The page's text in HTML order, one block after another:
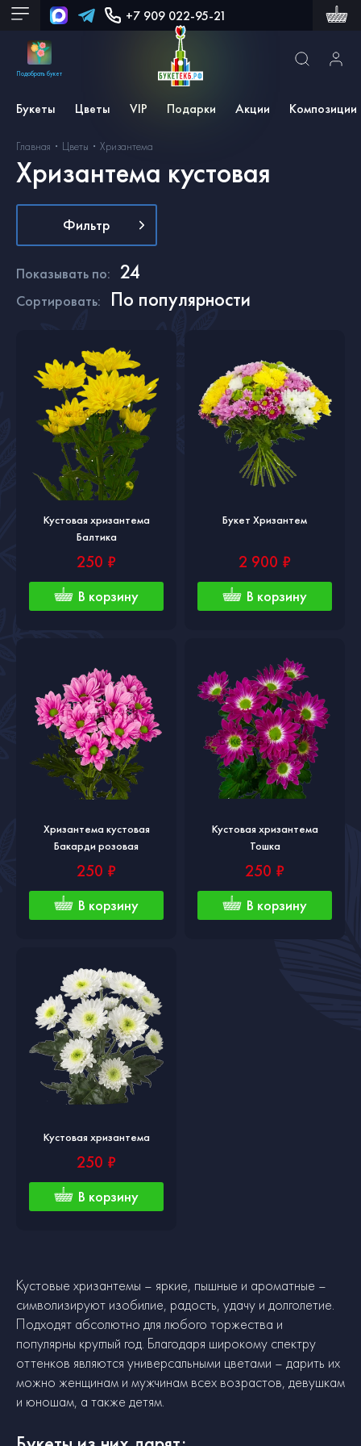
+7 909 022-95-21
Подобрать букет
Букеты Цветы VIP Подарки Акции Композиции
Главная Цветы Хризантема
Хризантема кустовая
Фильтр
Показывать по: 24
Сортировать: По популярности
Кустовая хризантема
Балтика
250 ₽
В корзину
Букет Хризантем
2 900 ₽
В корзину
Хризантема кустовая
Бакарди розовая
250 ₽
В корзину
Кустовая хризантема
Тошка
250 ₽
В корзину
Кустовая хризантема
250 ₽
В корзину
Кустовые хризантемы – яркие, пышные и ароматные –
символизируют изобилие, радость, удачу и долголетие.
Подходят абсолютно для любого торжества и
популярны круглый год. Благодаря широкому спектру
оттенков являются универсальными цветами – дарить их
можно женщинам и мужчинам всех возрастов, девушкам
и юношам, а также детям.